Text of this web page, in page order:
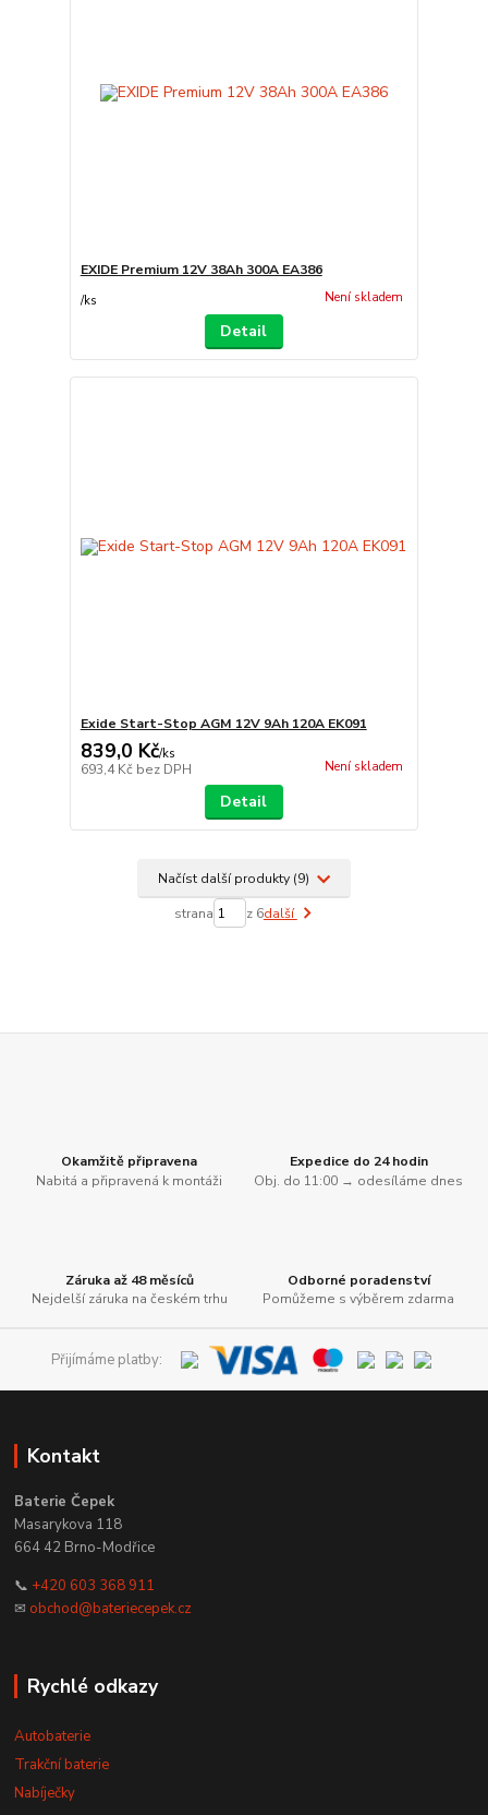
EXIDE Premium 12V 38Ah 300A EA386
/ks Není skladem
Detail
Exide Start-Stop AGM 12V 9Ah 120A EK091
839,0 Kč/ks
693,4 Kč bez DPH Není skladem
Detail
Načíst další produkty (9)
strana z 6další
Okamžitě připravena
Nabitá a připravená k montáži
Expedice do 24 hodin
Obj. do 11:00 → odesíláme dnes
Záruka až 48 měsíců
Nejdelší záruka na českém trhu
Odborné poradenství
Pomůžeme s výběrem zdarma
Přijímáme platby:
Kontakt
Baterie Čepek
Masarykova 118
664 42 Brno-Modřice
📞 +420 603 368 911
✉ obchod@bateriecepek.cz
Rychlé odkazy
Autobaterie
Trakční baterie
Nabíječky